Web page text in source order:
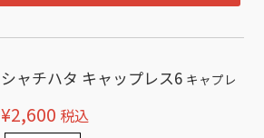
シャチハタ キャップレス6 キャプレ
¥2,600 税込